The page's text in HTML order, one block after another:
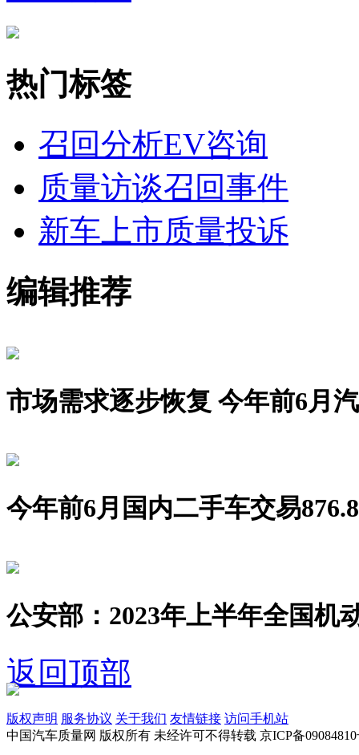
热门标签
召回分析EV咨询
质量访谈召回事件
新车上市质量投诉
编辑推荐
市场需求逐步恢复 今年前6月
今年前6月国内二手车交易
公安部：2023年上半年全国机
返回顶部
版权声明 服务协议 关于我们 友情链接 访问手机站
中国汽车质量网 版权所有 未经许可不得转载 京ICP备09084810